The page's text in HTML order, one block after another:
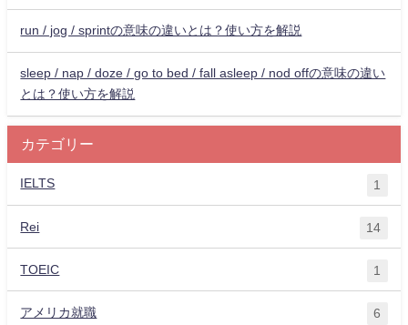
run / jog / sprintの意味の違いとは？使い方を解説
sleep / nap / doze / go to bed / fall asleep / nod offの意味の違い
とは？使い方を解説
カテゴリー
IELTS 1
Rei 14
TOEIC 1
アメリカ就職 6